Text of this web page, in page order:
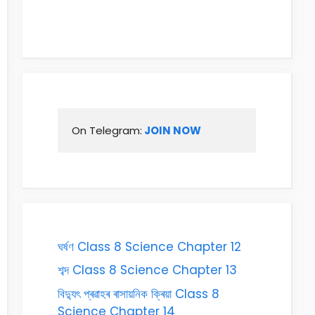
On Telegram: JOIN NOW
ঘৰ্ষণ Class 8 Science Chapter 12
শব্দ Class 8 Science Chapter 13
বিদ্যুৎ প্ৰৱাহৰ ৰাসায়নিক ক্ৰিয়া Class 8
Science Chapter 14